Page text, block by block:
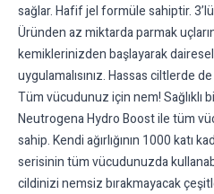
sağlar. Hafif jel formüle sahiptir.
Üründen az miktarda parmak
kemiklerinizden başlayarak
uygulamalısınız. Hassas ciltlerde
Tüm vücudunuz için nem! Sağlıklı
Neutrogena Hydro Boost ile tüm
sahip. Kendi ağırlığının 1000 katı
serisinin tüm vücudunuzda
cildinizi nemsiz bırakmayacak